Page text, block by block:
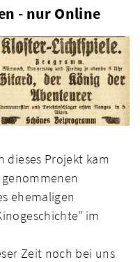
- nur Online
dieses Projekt kam
ehemaligen
im
Zeit noch bei uns